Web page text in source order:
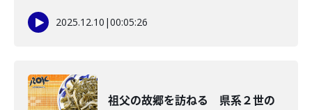
2025.12.10 |00:05:26
祖父の故郷を訪ねる 県系２世の